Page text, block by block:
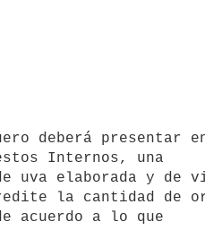
deberá presentar
Internos, una
uva elaborada y de
la cantidad de
acuerdo a lo que